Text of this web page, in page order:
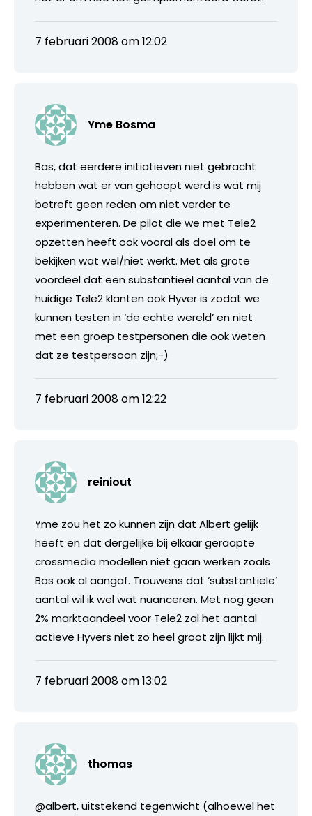
7 februari 2008 om 12:02
Yme Bosma
Bas, dat eerdere initiatieven niet gebracht
hebben wat er van gehoopt werd is wat mij
betreft geen reden om niet verder te
experimenteren. De pilot die we met Tele2
opzetten heeft ook vooral als doel om te
bekijken wat wel/niet werkt. Met als grote
voordeel dat een substantieel aantal van de
huidige Tele2 klanten ook Hyver is zodat we
kunnen testen in ‘de echte wereld’ en niet
met een groep testpersonen die ook weten
dat ze testpersoon zijn;-)
7 februari 2008 om 12:22
reiniout
Yme zou het zo kunnen zijn dat Albert gelijk
heeft en dat dergelijke bij elkaar geraapte
crossmedia modellen niet gaan werken zoals
Bas ook al aangaf. Trouwens dat ‘substantiele’
aantal wil ik wel wat nuanceren. Met nog geen
2% marktaandeel voor Tele2 zal het aantal
actieve Hyvers niet zo heel groot zijn lijkt mij.
7 februari 2008 om 13:02
thomas
@albert, uitstekend tegenwicht (alhoewel het